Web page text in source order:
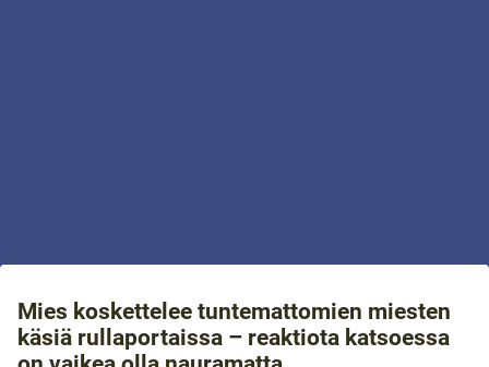
Mies koskettelee tuntemattomien miesten
käsiä rullaportaissa – reaktiota katsoessa